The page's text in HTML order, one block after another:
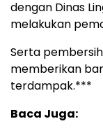
dengan Dinas
melakukan
Serta
memberikan
terdampak.***
Baca Juga: